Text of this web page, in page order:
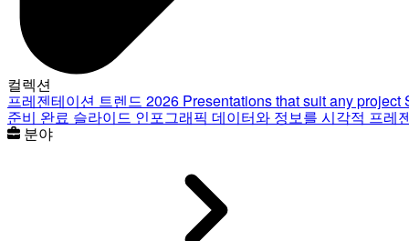
컬렉션
프레젠테이션 트렌드 2026 Presentations that suit any project
준비 완료 슬라이드 인포그래픽 데이터와 정보를 시각적 프레
분야